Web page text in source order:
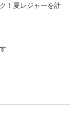
！夏レジャーを計